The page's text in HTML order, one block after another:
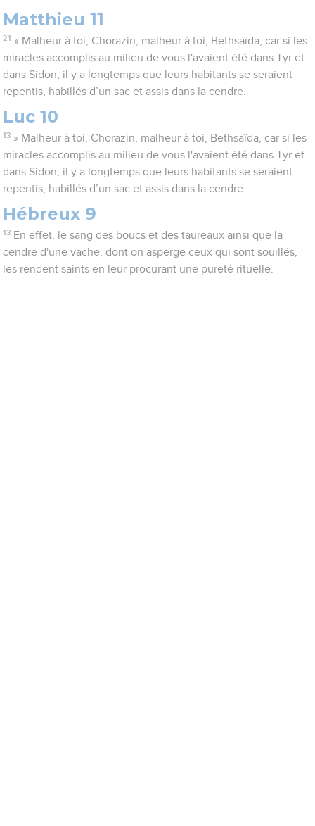
Matthieu 11
21 « Malheur à toi, Chorazin, malheur à toi, Bethsaïda, car si les
miracles accomplis au milieu de vous l'avaient été dans Tyr et
dans Sidon, il y a longtemps que leurs habitants se seraient
repentis, habillés d’un sac et assis dans la cendre.
Luc 10
13 » Malheur à toi, Chorazin, malheur à toi, Bethsaïda, car si les
miracles accomplis au milieu de vous l'avaient été dans Tyr et
dans Sidon, il y a longtemps que leurs habitants se seraient
repentis, habillés d’un sac et assis dans la cendre.
Hébreux 9
13 En effet, le sang des boucs et des taureaux ainsi que la
cendre d'une vache, dont on asperge ceux qui sont souillés,
les rendent saints en leur procurant une pureté rituelle.